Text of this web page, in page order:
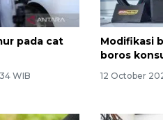
pada cat
WIB
Modifikasi
boros
12 October